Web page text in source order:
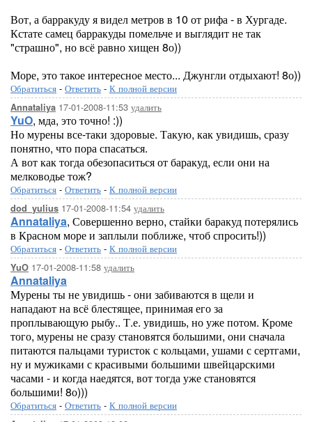
Вот, а барракуду я видел метров в 10 от рифа - в Хургаде.
Кстате самец барракуды помельче и выглядит не так
"страшно", но всё равно хищен 8о))
Море, это такое интересное место... Джунгли отдыхают! 8о))
Обратиться - Ответить - К полной версии
Annataliya 17-01-2008-11:53 удалить
YuO, мда, это точно! :))
Но мурены все-таки здоровые. Такую, как увидишь, сразу
понятно, что пора спасаться.
А вот как тогда обезопаситься от баракуд, если они на
мелководье тож?
Обратиться - Ответить - К полной версии
dod_yulius 17-01-2008-11:54 удалить
Annataliya, Совершенно верно, стайки баракуд потерялись
в Красном море и заплыли поближе, чтоб спросить!))
Обратиться - Ответить - К полной версии
YuO 17-01-2008-11:58 удалить
Annataliya
Мурены ты не увидишь - они забиваются в щели и
нападают на всё блестящее, принимая его за
проплывающую рыбу.. Т.е. увидишь, но уже потом. Кроме
того, мурены не сразу становятся большими, они сначала
питаются пальцами туристок с кольцами, ушами с сертгами,
ну и мужиками с красивыми большими швейцарскими
часами - и когда наедятся, вот тогда уже становятся
большими! 8о)))
Обратиться - Ответить - К полной версии